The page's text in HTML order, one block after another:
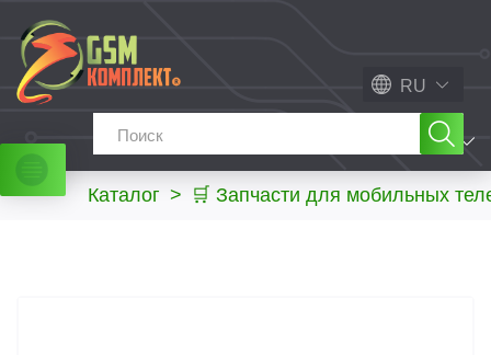
RU
МЕНЮ
Каталог > 🛒 Запчасти для мобильных